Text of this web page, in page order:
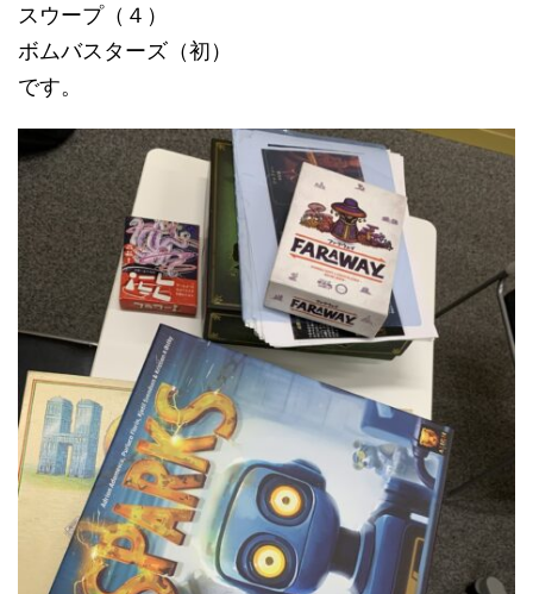
スウープ（４）
ボムバスターズ（初）
です。